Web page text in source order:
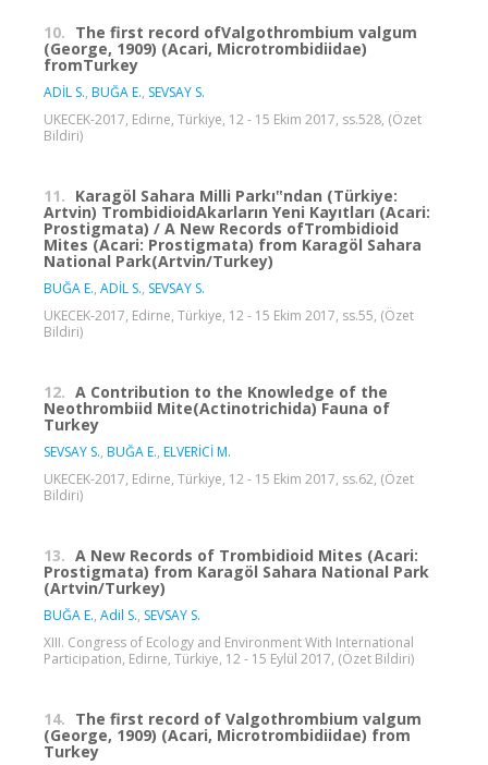
10. The first record ofValgothrombium valgum
(George, 1909) (Acari, Microtrombidiidae)
fromTurkey
ADİL S., BUĞA E., SEVSAY S.
UKECEK-2017, Edirne, Türkiye, 12 - 15 Ekim 2017, ss.528, (Özet
Bildiri)
11. Karagöl Sahara Milli Parkı‟ndan (Türkiye:
Artvin) TrombidioidAkarların Yeni Kayıtları (Acari:
Prostigmata) / A New Records ofTrombidioid
Mites (Acari: Prostigmata) from Karagöl Sahara
National Park(Artvin/Turkey)
BUĞA E., ADİL S., SEVSAY S.
UKECEK-2017, Edirne, Türkiye, 12 - 15 Ekim 2017, ss.55, (Özet
Bildiri)
12. A Contribution to the Knowledge of the
Neothrombiid Mite(Actinotrichida) Fauna of
Turkey
SEVSAY S., BUĞA E., ELVERİCİ M.
UKECEK-2017, Edirne, Türkiye, 12 - 15 Ekim 2017, ss.62, (Özet
Bildiri)
13. A New Records of Trombidioid Mites (Acari:
Prostigmata) from Karagöl Sahara National Park
(Artvin/Turkey)
BUĞA E., Adil S., SEVSAY S.
XIII. Congress of Ecology and Environment With International
Participation, Edirne, Türkiye, 12 - 15 Eylül 2017, (Özet Bildiri)
14. The first record of Valgothrombium valgum
(George, 1909) (Acari, Microtrombidiidae) from
Turkey